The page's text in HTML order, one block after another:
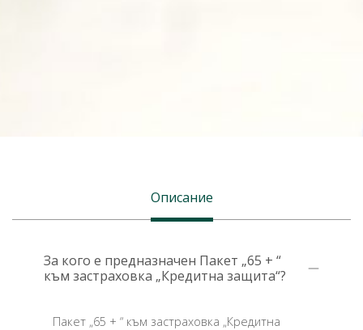
Описание
За кого е предназначен Пакет „65 + “
към застраховка „Кредитна защита“?
Пакет „65 + “ към застраховка „Кредитна